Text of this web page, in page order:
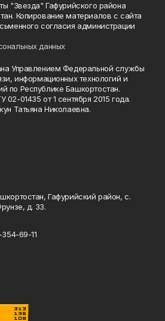
"Звезда" Гафурийского района
Копирование материалов с сайта
согласия администрации
данных
Управлением Федеральной службы
информационных технологий и
по Республике Башкортостан.
01435 от 1 сентября 2015 года.
Татьяна Николаевна.
Гафурийский район, с.
д. 33.
69-11